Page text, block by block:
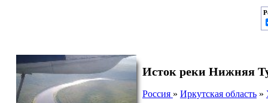
Исток реки Нижняя
Россия » Иркутская область»